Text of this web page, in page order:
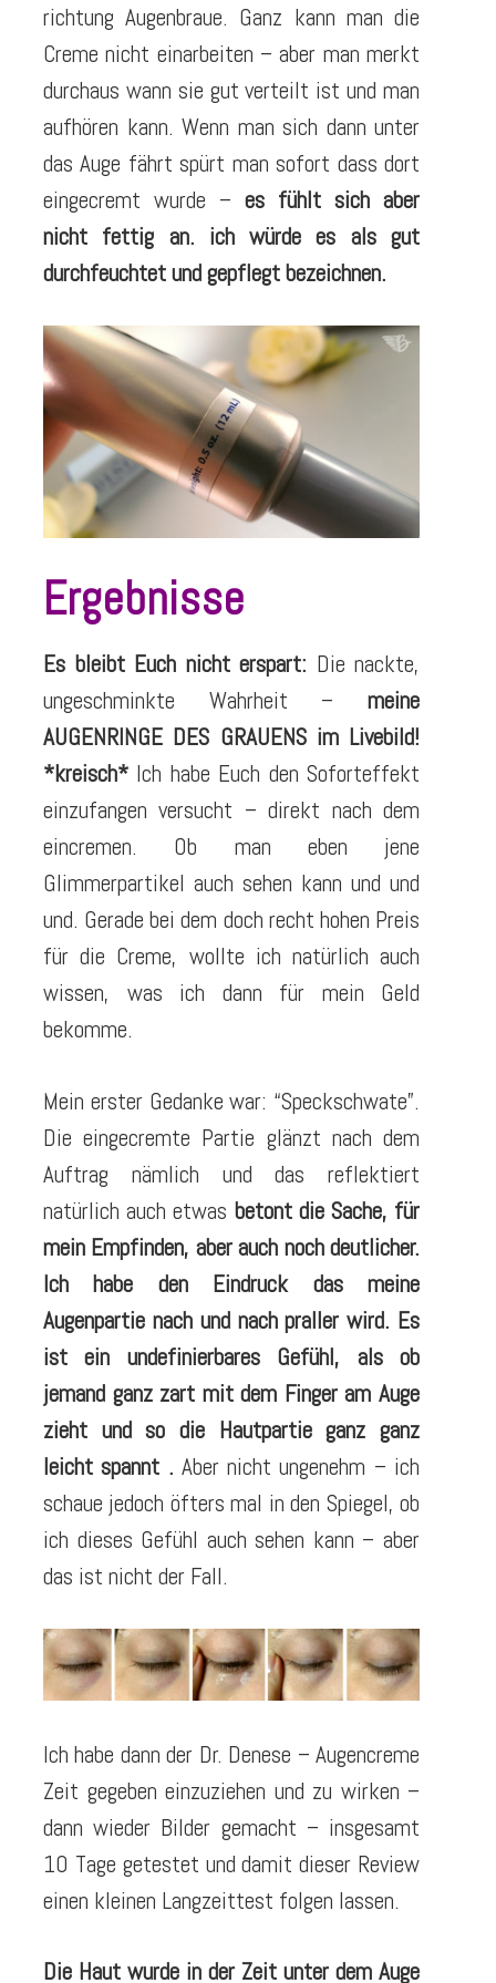
richtung Augenbraue. Ganz kann man die
Creme nicht einarbeiten – aber man merkt
durchaus wann sie gut verteilt ist und man
aufhören kann. Wenn man sich dann unter
das Auge fährt spürt man sofort dass dort
eingecremt wurde – es fühlt sich aber
nicht fettig an. ich würde es als gut
durchfeuchtet und gepflegt bezeichnen.
Ergebnisse
Es bleibt Euch nicht erspart: Die nackte,
ungeschminkte Wahrheit – meine
AUGENRINGE DES GRAUENS im Livebild!
*kreisch* Ich habe Euch den Soforteffekt
einzufangen versucht – direkt nach dem
eincremen. Ob man eben jene
Glimmerpartikel auch sehen kann und und
und. Gerade bei dem doch recht hohen Preis
für die Creme, wollte ich natürlich auch
wissen, was ich dann für mein Geld
bekomme.
Mein erster Gedanke war: “Speckschwate”.
Die eingecremte Partie glänzt nach dem
Auftrag nämlich und das reflektiert
natürlich auch etwas betont die Sache, für
mein Empfinden, aber auch noch deutlicher.
Ich habe den Eindruck das meine
Augenpartie nach und nach praller wird. Es
ist ein undefinierbares Gefühl, als ob
jemand ganz zart mit dem Finger am Auge
zieht und so die Hautpartie ganz ganz
leicht spannt . Aber nicht ungenehm – ich
schaue jedoch öfters mal in den Spiegel, ob
ich dieses Gefühl auch sehen kann – aber
das ist nicht der Fall.
Ich habe dann der Dr. Denese – Augencreme
Zeit gegeben einzuziehen und zu wirken –
dann wieder Bilder gemacht – insgesamt
10 Tage getestet und damit dieser Review
einen kleinen Langzeittest folgen lassen.
Die Haut wurde in der Zeit unter dem Auge